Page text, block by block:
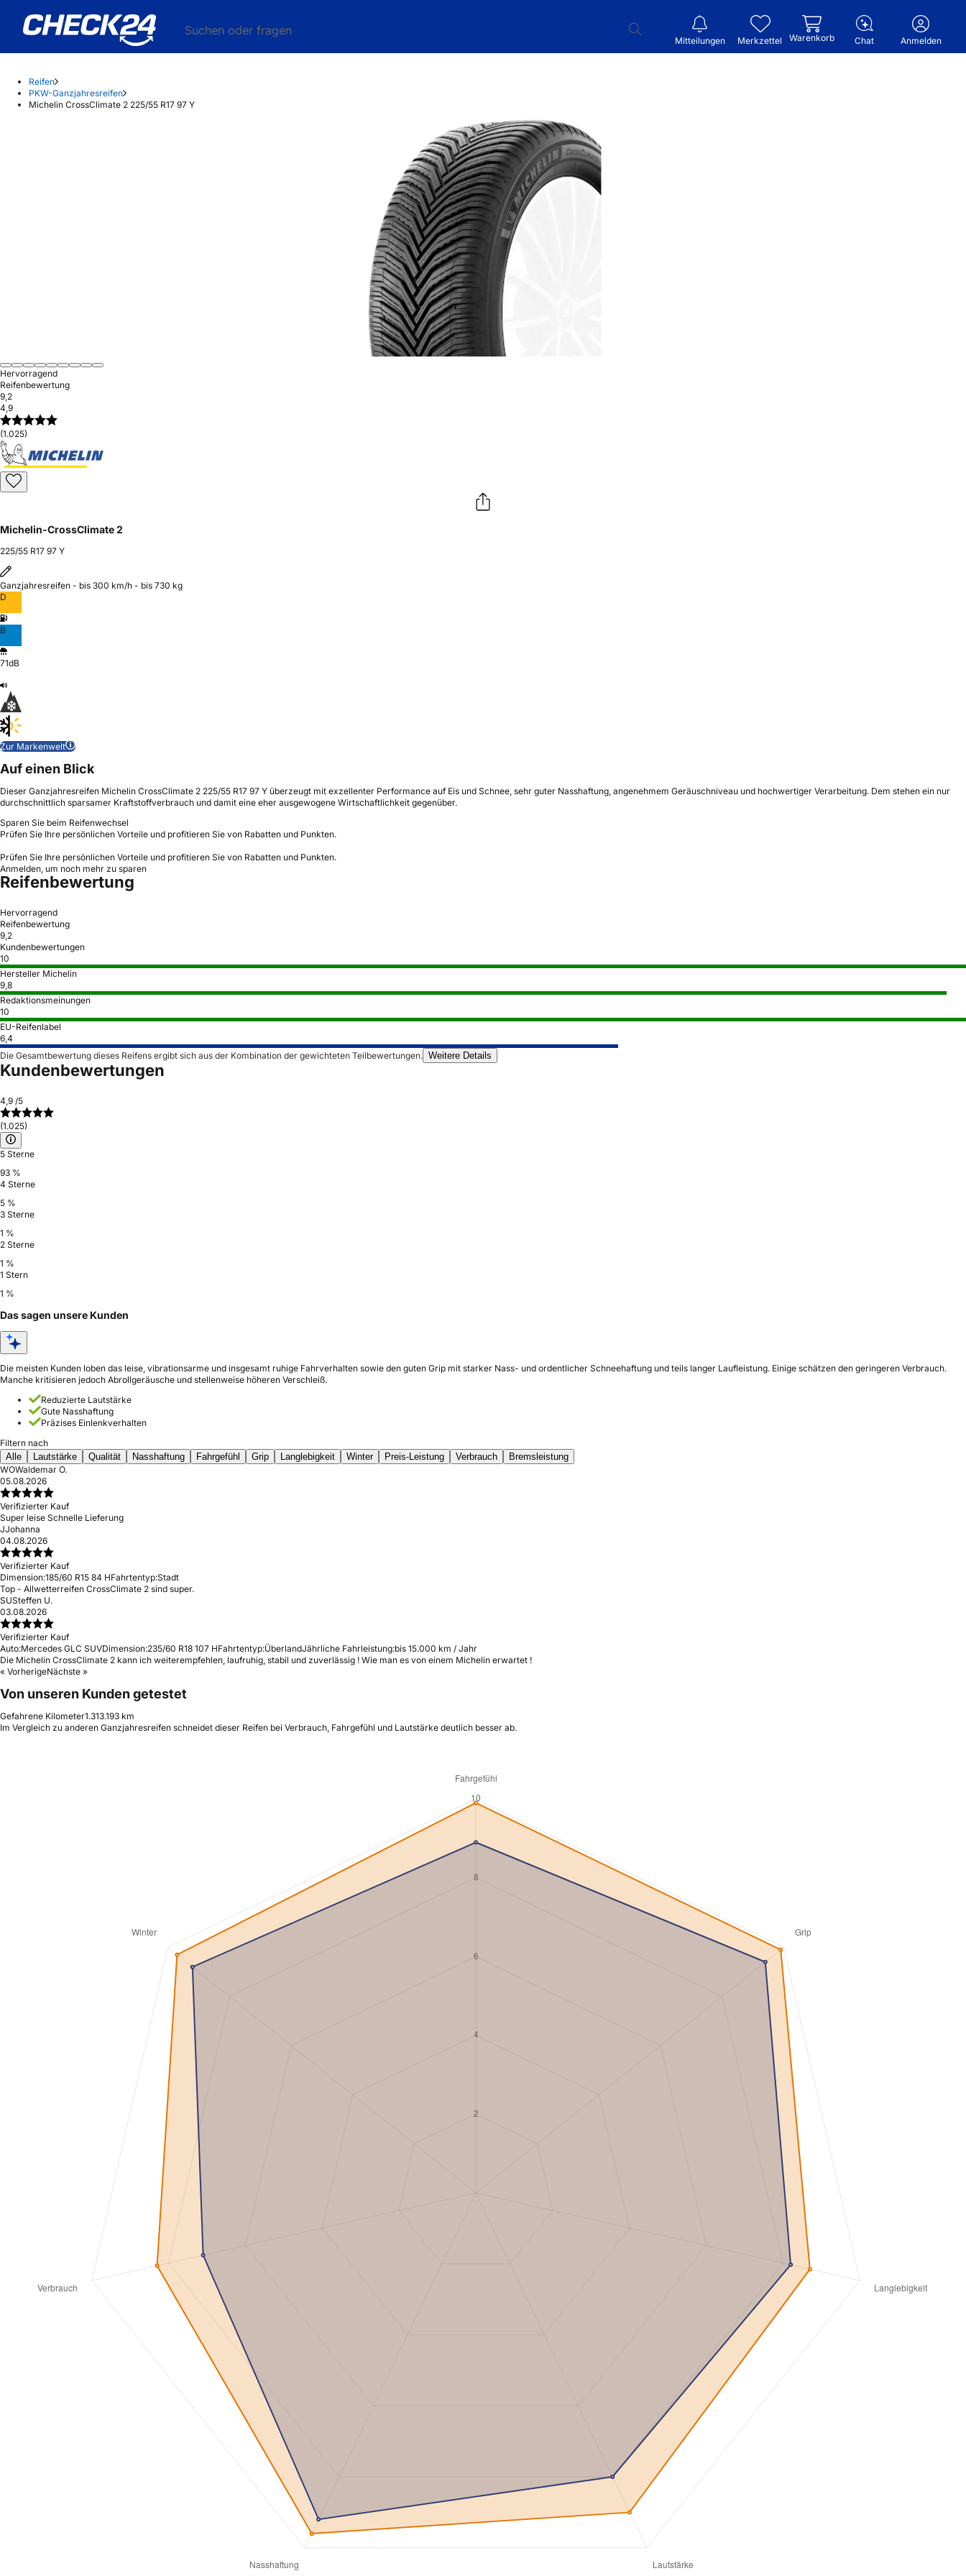
Suchen oder fragen
Mitteilungen Merkzettel Warenkorb Chat Anmelden
Reifen
PKW-Ganzjahresreifen
Michelin CrossClimate 2 225/55 R17 97 Y
Hervorragend
Reifenbewertung
9,2
4,9
(1.025)
Michelin-CrossClimate 2
225/55 R17 97 Y
Ganzjahresreifen - bis 300 km/h - bis 730 kg
D
B
71dB
Zur Markenwelt
Auf einen Blick
Dieser Ganzjahresreifen Michelin CrossClimate 2 225/55 R17 97 Y überzeugt mit exzellenter Performance auf Eis und Schnee, sehr guter Nasshaftung, angenehmem Geräuschniveau und hochwertiger Verarbeitung. Dem stehen ein nur
durchschnittlich sparsamer Kraftstoffverbrauch und damit eine eher ausgewogene Wirtschaftlichkeit gegenüber.
Sparen Sie beim Reifenwechsel
Prüfen Sie Ihre persönlichen Vorteile und profitieren Sie von Rabatten und Punkten.
Prüfen Sie Ihre persönlichen Vorteile und profitieren Sie von Rabatten und Punkten.
Anmelden, um noch mehr zu sparen
Reifenbewertung
Hervorragend
Reifenbewertung
9,2
Kundenbewertungen
10
Hersteller Michelin
9,8
Redaktionsmeinungen
10
EU-Reifenlabel
6,4
Die Gesamtbewertung dieses Reifens ergibt sich aus der Kombination der gewichteten Teilbewertungen. Weitere Details
Kundenbewertungen
4,9 /5
(1.025)
5 Sterne
93 %
4 Sterne
5 %
3 Sterne
1 %
2 Sterne
1 %
1 Stern
1 %
Das sagen unsere Kunden
Die meisten Kunden loben das leise, vibrationsarme und insgesamt ruhige Fahrverhalten sowie den guten Grip mit starker Nass- und ordentlicher Schneehaftung und teils langer Laufleistung. Einige schätzen den geringeren Verbrauch.
Manche kritisieren jedoch Abrollgeräusche und stellenweise höheren Verschleiß.
Reduzierte Lautstärke
Gute Nasshaftung
Präzises Einlenkverhalten
Filtern nach
Alle
Lautstärke Qualität Nasshaftung Fahrgefühl Grip Langlebigkeit Winter Preis-Leistung Verbrauch
Bremsleistung
WOWaldemar O.
05.08.2026
Verifizierter Kauf
Super leise Schnelle Lieferung
JJohanna
04.08.2026
Verifizierter Kauf
Dimension:185/60 R15 84 HFahrtentyp:Stadt
Top - Allwetterreifen CrossClimate 2 sind super.
SUSteffen U.
03.08.2026
Verifizierter Kauf
Auto:Mercedes GLC SUVDimension:235/60 R18 107 HFahrtentyp:ÜberlandJährliche Fahrleistung:bis 15.000 km / Jahr
Die Michelin CrossClimate 2 kann ich weiterempfehlen, laufruhig, stabil und zuverlässig ! Wie man es von einem Michelin erwartet !
« VorherigeNächste »
Von unseren Kunden getestet
Gefahrene Kilometer1.313.193 km
Im Vergleich zu anderen Ganzjahresreifen schneidet dieser Reifen bei Verbrauch, Fahrgefühl und Lautstärke deutlich besser ab.